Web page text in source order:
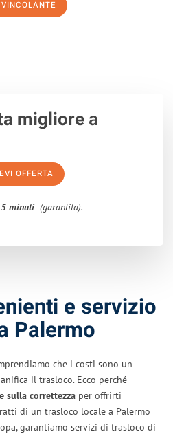
migliorea
OFFERTA
minuti (garantita).
e servizio
Palermo
che i costi sono un
il trasloco. Ecco perché
sulla correttezza per offrirti
di un trasloco locale a Palermo
garantiamo servizi di trasloco di